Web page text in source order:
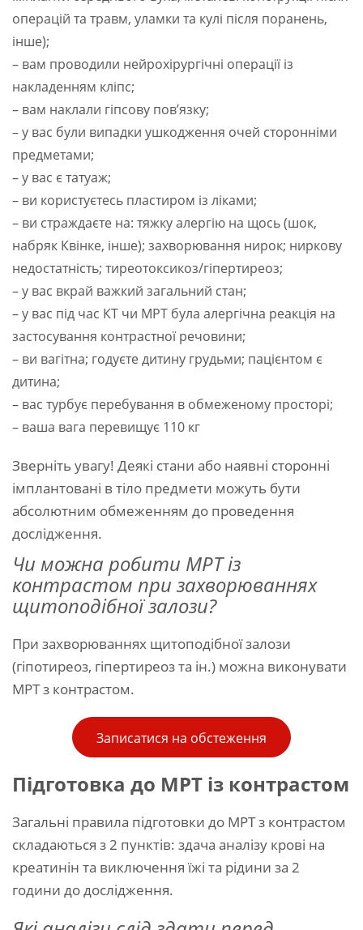
операцій та травм, уламки та кулі після поранень,
інше);
– вам проводили нейрохірургічні операції із
накладенням кліпс;
– вам наклали гіпсову пов’язку;
– у вас були випадки ушкодження очей сторонніми
предметами;
– у вас є татуаж;
– ви користуєтесь пластиром із ліками;
– ви страждаєте на: тяжку алергію на щось (шок,
набряк Квінке, інше); захворювання нирок; ниркову
недостатність; тиреотоксикоз/гіпертиреоз;
– у вас вкрай важкий загальний стан;
– у вас під час КТ чи МРТ була алергічна реакція на
застосування контрастної речовини;
– ви вагітна; годуєте дитину грудьми; пацієнтом є
дитина;
– вас турбує перебування в обмеженому просторі;
– ваша вага перевищує 110 кг
Зверніть увагу! Деякі стани або наявні сторонні
імплантовані в тіло предмети можуть бути
абсолютним обмеженням до проведення
дослідження.
Чи можна робити МРТ із
контрастом при захворюваннях
щитоподібної залози?
При захворюваннях щитоподібної залози
(гіпотиреоз, гіпертиреоз та ін.) можна виконувати
МРТ з контрастом.
Записатися на обстеження
Підготовка до МРТ із контрастом
Загальні правила підготовки до МРТ з контрастом
складаються з 2 пунктів: здача аналізу крові на
креатинін та виключення їжі та рідини за 2
години до дослідження.